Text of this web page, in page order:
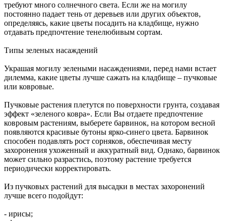
требуют много солнечного света. Если же на могилу
постоянно падает тень от деревьев или других объектов,
определяясь, какие цветы посадить на кладбище, нужно
отдавать предпочтение тенелюбивым сортам.
Типы зеленых насаждений
Украшая могилу зелеными насаждениями, перед нами встает
дилемма, какие цветы лучше сажать на кладбище – пучковые
или ковровые.
Пучковые растения плетутся по поверхности грунта, создавая
эффект «зеленого ковра». Если Вы отдаете предпочтение
ковровым растениям, выберете барвинок, на котором весной
появляются красивые бутоны ярко-синего цвета. Барвинок
способен подавлять рост сорняков, обеспечивая месту
захоронения ухоженный и аккуратный вид. Однако, барвинок
может сильно разрастись, поэтому растение требуется
периодически корректировать.
Из пучковых растений для высадки в местах захоронений
лучше всего подойдут:
- ирисы;